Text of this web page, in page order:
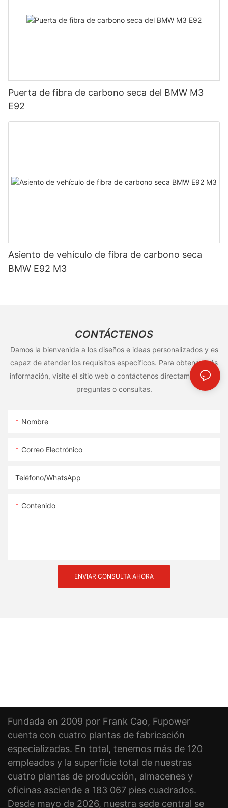
Puerta de fibra de carbono seca del BMW M3
E92
Asiento de vehículo de fibra de carbono seca
BMW E92 M3
CONTÁCTENOS
Damos la bienvenida a los diseños e ideas personalizados y es
capaz de atender los requisitos específicos. Para obtener más
información, visite el sitio web o contáctenos directamente con
preguntas o consultas.
Nombre
Correo Electrónico
Teléfono/WhatsApp
Contenido
ENVIAR CONSULTA AHORA
Fundada en 2009 por Frank Cao, Fupower
cuenta con cuatro plantas de fabricación
especializadas. En total, tenemos más de 120
empleados y la superficie total de nuestras
cuatro plantas de producción, almacenes y
oficinas asciende a 183 067 pies cuadrados.
Desde mayo de 2026, nuestra sede central se